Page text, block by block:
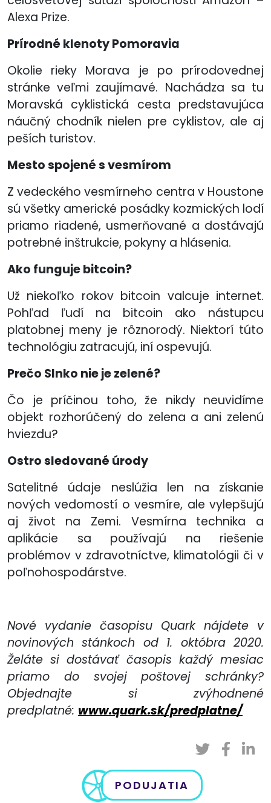
Alexa Prize.
Prírodné klenoty Pomoravia
Okolie rieky Morava je po prírodovednej
stránke veľmi zaujímavé. Nachádza sa tu
Moravská cyklistická cesta predstavujúca
náučný chodník nielen pre cyklistov, ale aj
peších turistov.
Mesto spojené s vesmírom
Z vedeckého vesmírneho centra v Houstone
sú všetky americké posádky kozmických lodí
priamo riadené, usmerňované a dostávajú
potrebné inštrukcie, pokyny a hlásenia.
Ako funguje bitcoin?
Už niekoľko rokov bitcoin valcuje internet.
Pohľad ľudí na bitcoin ako nástupcu
platobnej meny je rôznorodý. Niektorí túto
technológiu zatracujú, iní ospevujú.
Prečo Slnko nie je zelené?
Čo je príčinou toho, že nikdy neuvidíme
objekt rozhorúčený do zelena a ani zelenú
hviezdu?
Ostro sledované úrody
Satelitné údaje neslúžia len na získanie
nových vedomostí o vesmíre, ale vylepšujú
aj život na Zemi. Vesmírna technika a
aplikácie sa používajú na riešenie
problémov v zdravotníctve, klimatológii či v
poľnohospodárstve.
Nové vydanie časopisu Quark nájdete v
novinových stánkoch od 1. októbra 2020.
Želáte si dostávať časopis každý mesiac
priamo do svojej poštovej schránky?
Objednajte si zvýhodnené
predplatné: www.quark.sk/predplatne/
PODUJATIA